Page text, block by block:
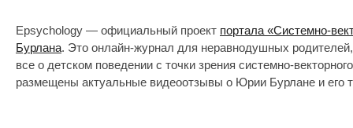
Epsychology — официальный проект портала «Системно-
Бурлана. Это онлайн-журнал для неравнодушных
все о детском поведении с точки зрения системно-
размещены актуальные видеоотзывы о Юрии Бурлане и его